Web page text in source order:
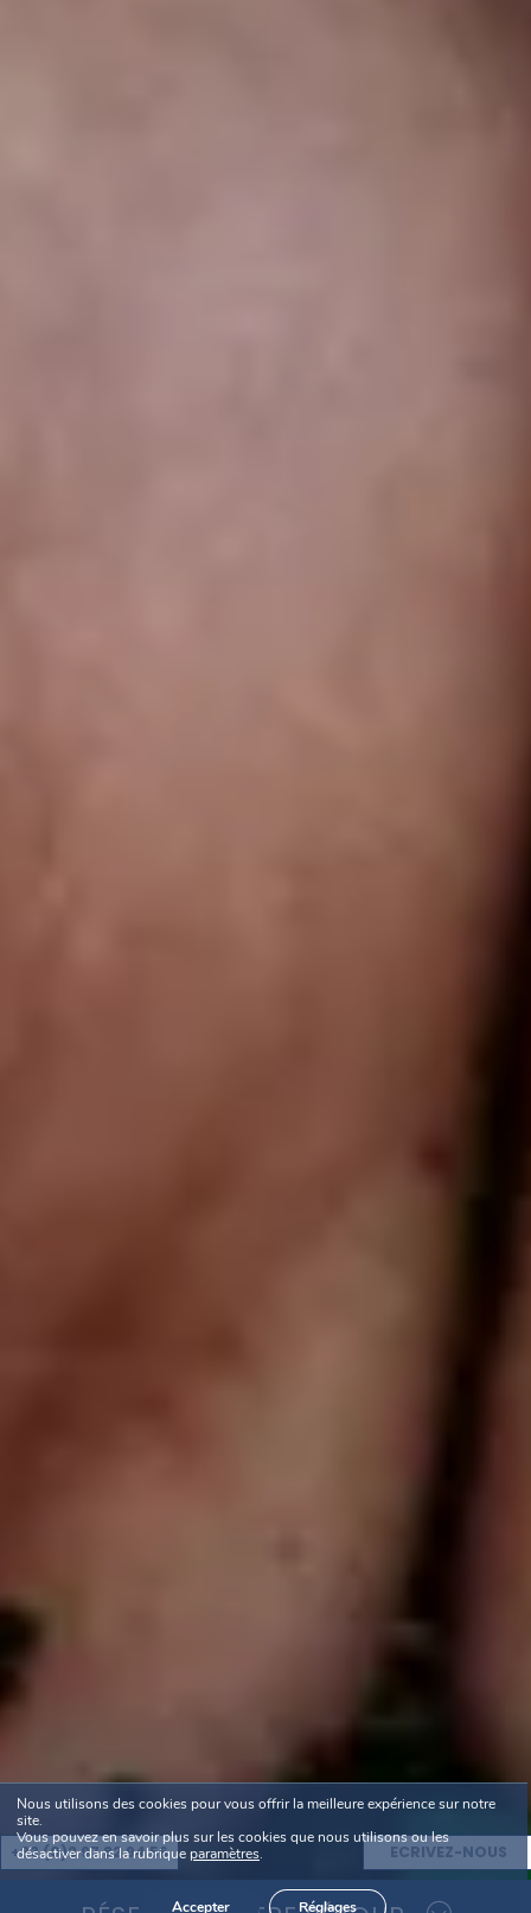
+33 (0)2 97 82 94 56 ECRIVEZ-NOUS
Nous utilisons des cookies pour vous offrir la meilleure expérience sur notre
site.
Vous pouvez en savoir plus sur les cookies que nous utilisons ou les
désactiver dans la rubrique paramètres.
Accepter Réglages